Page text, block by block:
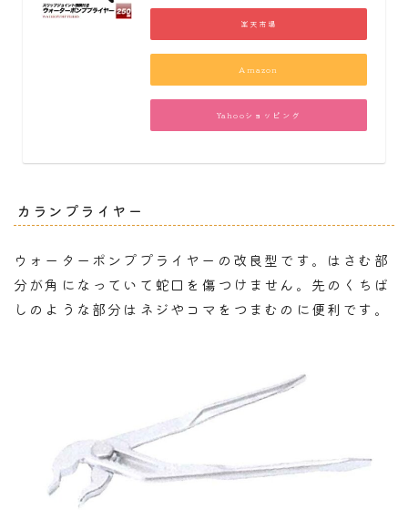
楽天市場
Amazon
Yahooショッピング
カランプライヤー
ウォーターポンププライヤーの改良型です。はさむ部
分が角になっていて蛇口を傷つけません。先のくちば
しのような部分はネジやコマをつまむのに便利です。